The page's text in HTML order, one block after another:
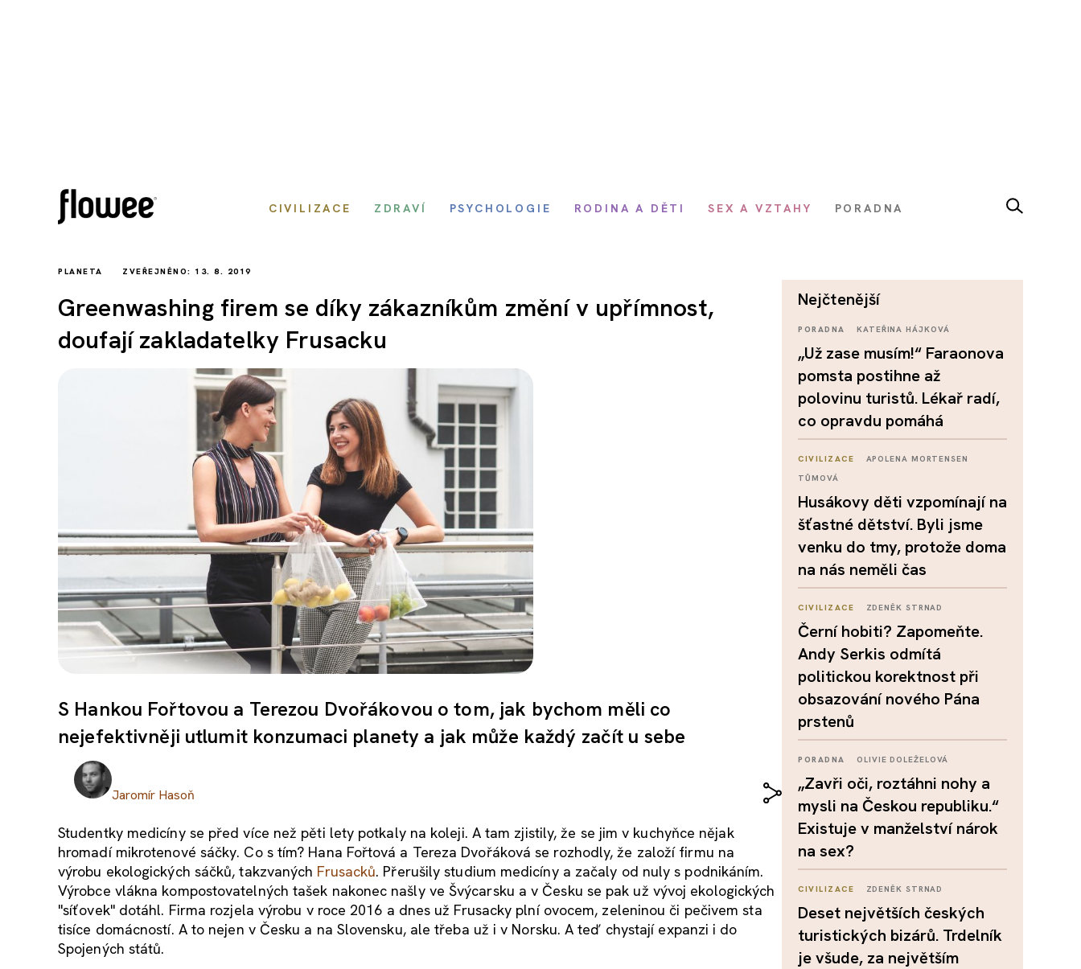
CIVILIZACE ZDRAVÍ PSYCHOLOGIE RODINA A DĚTI SEX A VZTAHY PORADNA
PLANETA ZVEŘEJNĚNO: 13. 8. 2019
Greenwashing firem se díky zákazníkům změní v upřímnost,
doufají zakladatelky Frusacku
S Hankou Fořtovou a Terezou Dvořákovou o tom, jak bychom měli co
nejefektivněji utlumit konzumaci planety a jak může každý začít u sebe
Jaromír Hasoň
Studentky medicíny se před více než pěti lety potkaly na koleji. A tam zjistily, že se jim v kuchyňce nějak
hromadí mikrotenové sáčky. Co s tím? Hana Fořtová a Tereza Dvořáková se rozhodly, že založí firmu na
výrobu ekologických sáčků, takzvaných Frusacků. Přerušily studium medicíny a začaly od nuly s podnikáním.
Výrobce vlákna kompostovatelných tašek nakonec našly ve Švýcarsku a v Česku se pak už vývoj ekologických
"síťovek" dotáhl. Firma rozjela výrobu v roce 2016 a dnes už Frusacky plní ovocem, zeleninou či pečivem sta
tisíce domácností. A to nejen v Česku a na Slovensku, ale třeba už i v Norsku. A teď chystají expanzi i do
Spojených států.
nejčtenější
PORADNA KATEŘINA HÁJKOVÁ
„Už zase musím!“ Faraonova
pomsta postihne až
polovinu turistů. Lékař radí,
co opravdu pomáhá
CIVILIZACE
APOLENA MORTENSEN
TŮMOVÁ
Husákovy děti vzpomínají na
šťastné dětství. Byli jsme
venku do tmy, protože doma
na nás neměli čas
CIVILIZACE ZDENĚK STRNAD
Černí hobiti? Zapomeňte.
Andy Serkis odmítá
politickou korektnost při
obsazování nového Pána
prstenů
PORADNA OLIVIE DOLEŽELOVÁ
„Zavři oči, roztáhni nohy a
mysli na Českou republiku.“
Existuje v manželství nárok
na sex?
CIVILIZACE ZDENĚK STRNAD
Deset největších českých
turistických bizárů. Trdelník
je všude, za největším